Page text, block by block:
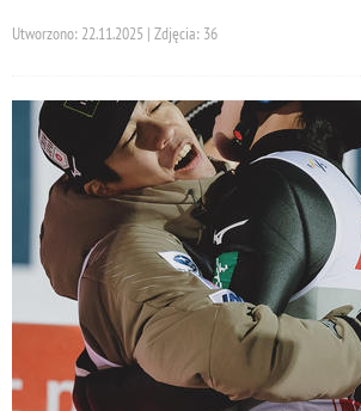
Utworzono: 22.11.2025 | Zdjęcia: 36